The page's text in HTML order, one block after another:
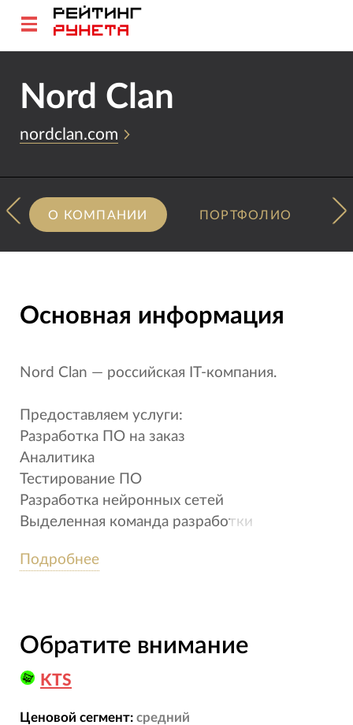
Nord Clan
nordclan.com
О КОМПАНИИ ПОРТФОЛИО
Основная информация
Nord Clan — российская IT-компания.
Предоставляем услуги:
Разработка ПО на заказ
Аналитика
Тестирование ПО
Разработка нейронных сетей
Выделенная команда разработки
Наши продукты на основе ИИ:
KitBot — ИИ-платформа для автоматизации
рекрутинга, внутренних коммуникаций и
бизнес-процессов
RDetector — сервис для подсчета
Подробнее
Обратите внимание
KTS
Ценовой сегмент: средний